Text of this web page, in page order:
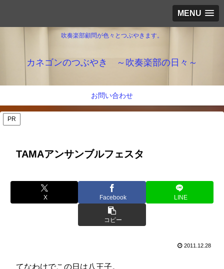
MENU
吹奏楽部顧問が色々とつぶやきます。
カネゴンのつぶやき ～吹奏楽部の日々～
お問い合わせ
PR
TAMAアンサンブルフェスタ
X Facebook LINE
コピー
2011.12.28
てなわけでこの日は八王子。